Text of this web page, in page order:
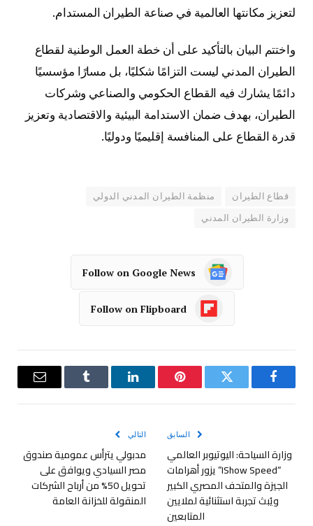
لتعزيز مكانتها العالمية في صناعة الطيران المستدام.
واختتم البيان بالتأكيد على أن خطة العمل الوطنية لقطاع
الطيران المدني ليست التزامًا شكليًا، بل مسارًا مؤسسيًا
دائمًا يشارك فيه القطاع الحكومي والصناعي وشركات
الطيران، بهدف ضمان الاستدامة البيئية والاقتصادية وتعزيز
قدرة القطاع على المنافسة إقليميًا ودوليًا.
قطاع الطيران منظمة الطيران المدني الدولي
وزارة الطيران المدني
Follow on Google News
Follow on Flipboard
فيسبوك تويتر بينتيريستلينكدإن Tumblr
البريد
السابق
وزارة السياحة: اليوتيوبر العالمي
“IShow Speed” يزور أهرامات
الجيزة والمتحف المصري الكبير
ويُبث تجربة استثنائية لملايين
المتابعين
التالي
مدبولي يترأس عمومية صندوق
مصر السيادي ويوافق على
تحويل 50% من أرباح الشركات
المنقولة للخزانة العامة